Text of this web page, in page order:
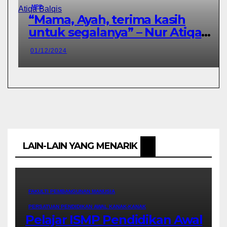
MPP
“Mama, Ayah, terima kasih
untuk segalanya” – Nur Atiqa
Balqis
01/12/2024
LAIN-LAIN YANG MENARIK
FAKULTI PEMBANGUNAN MANUSIA
PERSATUAN PENDIDIKAN AWAL KANAK-KANAK
Pelajar ISMP Pendidikan Awal